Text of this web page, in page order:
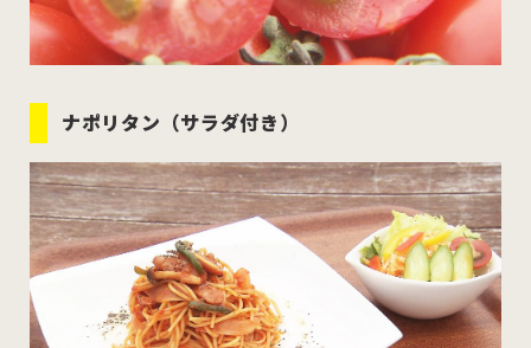
ナポリタン（サラダ付き）